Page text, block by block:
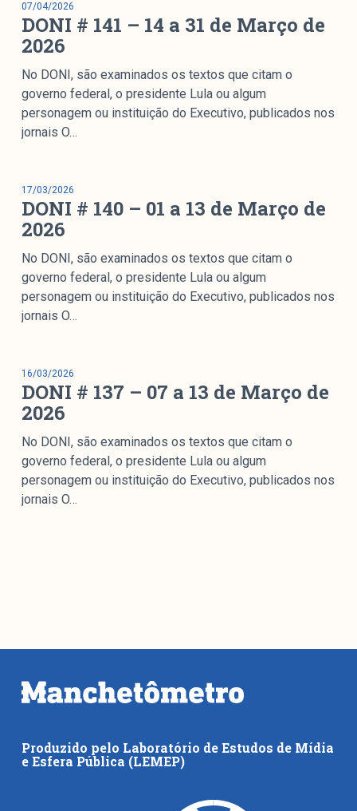
07/04/2026
DONI # 141 – 14 a 31 de Março de
2026
No DONI, são examinados os textos que citam o
governo federal, o presidente Lula ou algum
personagem ou instituição do Executivo, publicados nos
jornais O…
17/03/2026
DONI # 140 – 01 a 13 de Março de
2026
No DONI, são examinados os textos que citam o
governo federal, o presidente Lula ou algum
personagem ou instituição do Executivo, publicados nos
jornais O…
16/03/2026
DONI # 137 – 07 a 13 de Março de
2026
No DONI, são examinados os textos que citam o
governo federal, o presidente Lula ou algum
personagem ou instituição do Executivo, publicados nos
jornais O…
Produzido pelo Laboratório de Estudos de Mídia
e Esfera Pública (LEMEP)